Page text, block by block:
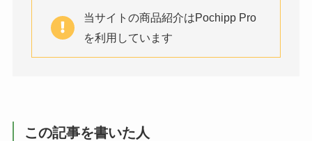
当サイトの商品紹介はPochipp Pro
を利用しています
この記事を書いた人